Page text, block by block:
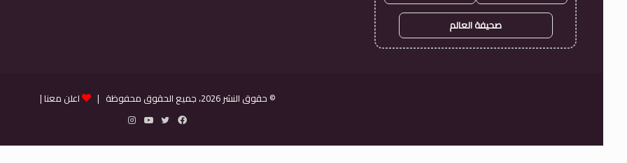
صحيفة العالم
© حقوق النشر 2026، جميع الحقوق محفوظة | اعلن معنا |
فيسبوك
تويتريوتيوبانستقرام